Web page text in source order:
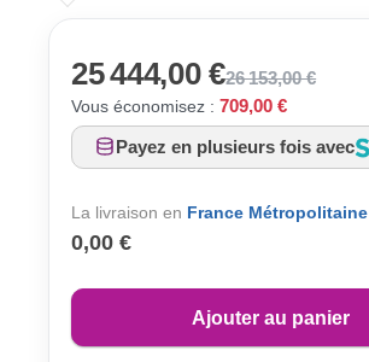
25 444,00 €26 153,00 €
Vous économisez : 709,00 €
Payez en plusieurs fois avec
La livraison en France Métropolitaine
0,00 €
Ajouter au panier